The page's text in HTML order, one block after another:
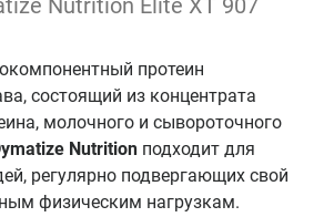
Nutrition Elite XT 907
протеин
состоящий из концентрата
молочного и сывороточного
Nutrition подходит для
регулярно подвергающих свой
физическим нагрузкам.